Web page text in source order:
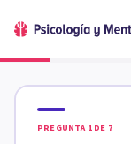
PREGUNTA 1 DE 7